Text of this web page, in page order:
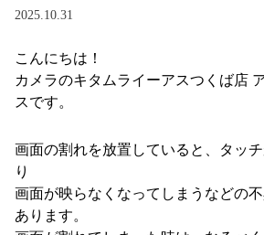
2025.10.31
こんにちは！
カメラのキタムライーアスつくば店
スです。
画面の割れを放置していると、タッ
り
画面が映らなくなってしまうなどの
あります。